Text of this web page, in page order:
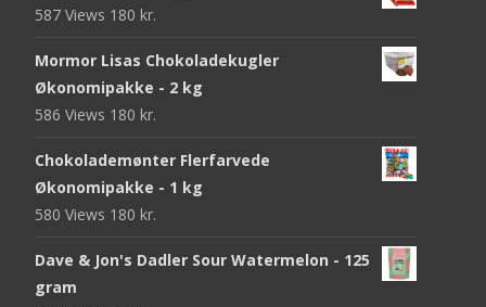
587 Views 180 kr.
Mormor Lisas Chokoladekugler
Økonomipakke - 2 kg
586 Views 180 kr.
Chokolademønter Flerfarvede
Økonomipakke - 1 kg
580 Views 180 kr.
Dave & Jon's Dadler Sour Watermelon - 125
gram